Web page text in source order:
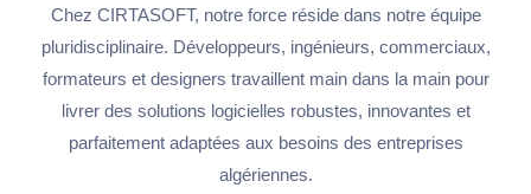
Chez CIRTASOFT, notre force réside dans notre équipe
pluridisciplinaire. Développeurs, ingénieurs, commerciaux,
formateurs et designers travaillent main dans la main pour
livrer des solutions logicielles robustes, innovantes et
parfaitement adaptées aux besoins des entreprises
algériennes.